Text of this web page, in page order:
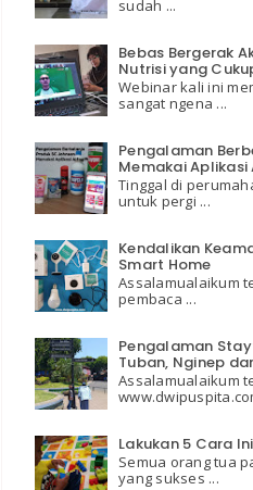
sudah ...
Bebas Bergerak
Nutrisi yang
Webinar kali ini
sangat ngena ...
Pengalaman
Memakai
Tinggal di
untuk pergi ...
Kendalikan
Smart Home
Assalamualaikum
pembaca ...
Pengalaman
Tuban, Nginep
Assalamualaikum
Lakukan 5 Cara
Semua orang tua
yang sukses ...